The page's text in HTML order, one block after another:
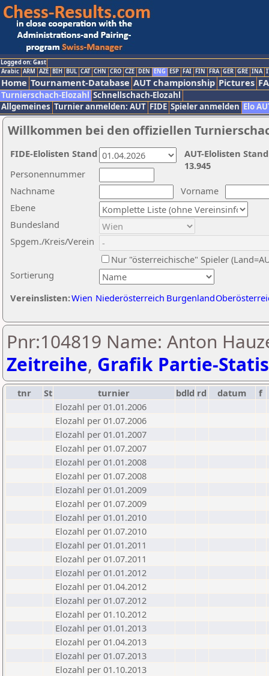
Logged on: Gast
Arabic ARM AZE BIH BUL CAT CHN CRO CZE DEN ENG ESP FAI FIN FRA GER GRE INA
Home Tournament-Database AUT championship Pictures
Turnierschach-Elozahl Schnellschach-Elozahl
Allgemeines Turnier anmelden: AUT FIDE Spieler anmelden Elo
Willkommen bei den offiziellen
Nachname
Vorname
Ebene
Sortierung
Personennummer
Bundesland
Spgem./Kreis/Verein
Nur "österreichische" Spieler
Vereinslisten:Wien Niederösterreich Burgenland
AUT-Elolisten
13.945
FIDE-Elolisten Stand
Pnr:104819 Name: Anton
Zeitreihe, Grafik Partie-
tnr St turnier bdld rd datum
f
Elozahl per 01.01.2006
Elozahl per 01.07.2006
Elozahl per 01.01.2007
Elozahl per 01.07.2007
Elozahl per 01.01.2008
Elozahl per 01.07.2008
Elozahl per 01.01.2009
Elozahl per 01.07.2009
Elozahl per 01.01.2010
Elozahl per 01.07.2010
Elozahl per 01.01.2011
Elozahl per 01.07.2011
Elozahl per 01.01.2012
Elozahl per 01.04.2012
Elozahl per 01.07.2012
Elozahl per 01.10.2012
Elozahl per 01.01.2013
Elozahl per 01.04.2013
Elozahl per 01.07.2013
Elozahl per 01.10.2013